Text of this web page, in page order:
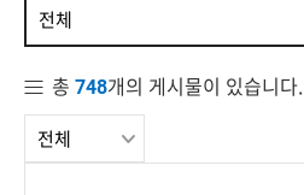
전체
총 748개의 게시물이 있습니다.